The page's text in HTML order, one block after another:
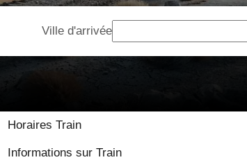
Ville d'arrivée
Horaires Train
Informations sur Train